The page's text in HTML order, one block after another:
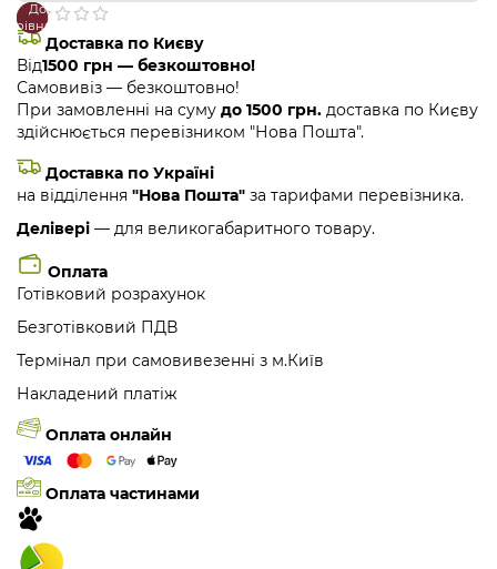
В
закладки
До
Доставка по Києву
Від1500 грн — безкоштовно!
Самовивіз — безкоштовно!
При замовленні на суму до 1500 грн. доставка по Києву
здійснюється перевізником "Нова Пошта".
Доставка по Україні
на відділення "Нова Пошта" за тарифами перевізника.
Делівері — для великогабаритного товару.
Оплата
Готівковий розрахунок
Безготівковий ПДВ
Термінал при самовивезенні з м.Київ
Накладений платіж
Оплата онлайн
Оплата частинами